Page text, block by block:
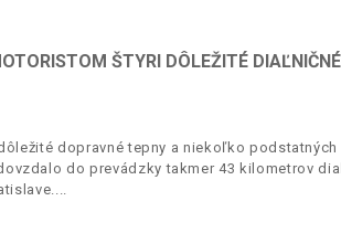
ŠTYRI DÔLEŽITÉ
dopravné tepny a niekoľko podstatných
do prevádzky takmer 43 kilometrov